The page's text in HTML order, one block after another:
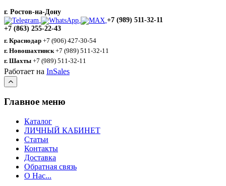
г. Ростов-на-Дону
+7 (989) 511-32-11
+7 (863) 255-22-43
г. Краснодар +7 (906) 427-30-54
г. Новошахтинск +7 (989) 511-32-11
г. Шахты +7 (989) 511-32-11
Работает на InSales
Главное меню
Каталог
ЛИЧНЫЙ КАБИНЕТ
Статьи
Контакты
Доставка
Обратная связь
О Нас...